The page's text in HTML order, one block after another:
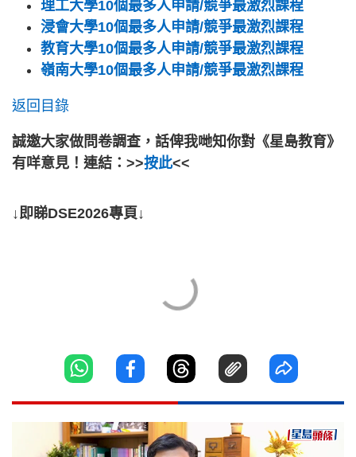
理工大學10個最多人申請/競爭最激烈課程
浸會大學10個最多人申請/競爭最激烈課程
教育大學10個最多人申請/競爭最激烈課程
嶺南大學10個最多人申請/競爭最激烈課程
返回目錄
誠邀大家做問卷調查，話俾我哋知你對《星島教育》
有咩意見！連結：>>按此<<
↓即睇DSE2026專頁↓